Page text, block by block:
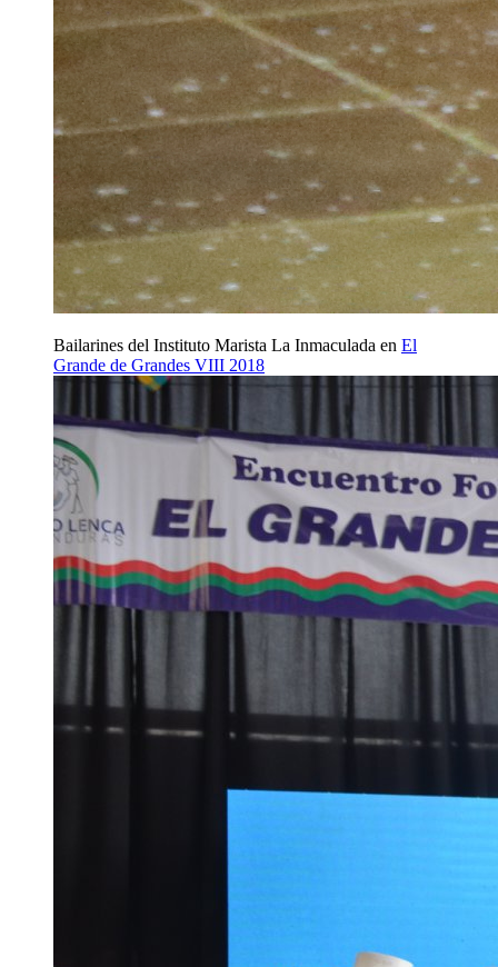
Bailarines del Instituto Marista La Inmaculada en El
Grande de Grandes VIII 2018